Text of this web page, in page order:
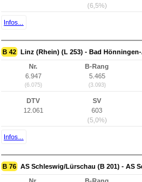
(6,5%)
Infos...
B 42 Linz (Rhein) (L 253) - Bad
Nr.
6.947
(6.075)
B-Rang
5.465
(3.093)
DTV
12.061
SV
603
(5,0%)
Infos...
B 76 AS Schleswig/Lürschau (B 201) - AS